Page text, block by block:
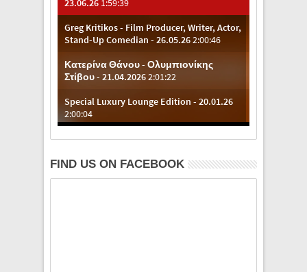
FIND US ON FACEBOOK